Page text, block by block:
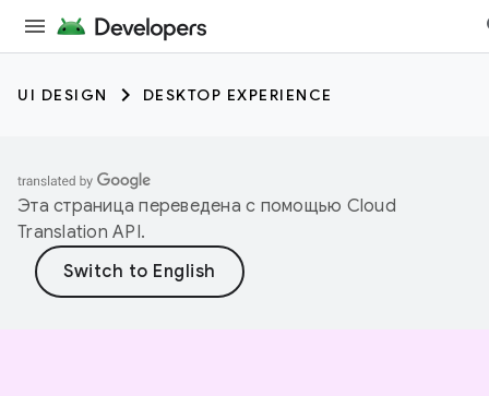
UI DESIGN DESKTOP EXPERIENCE
Эта страница переведена с помощью Cloud
Translation API.